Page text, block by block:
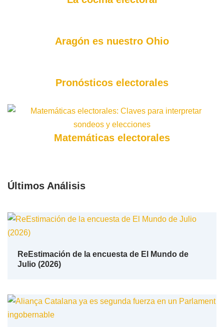
Aragón es nuestro Ohio
Pronósticos electorales
Matemáticas electorales
Últimos Análisis
ReEstimación de la encuesta de El Mundo de
Julio (2026)